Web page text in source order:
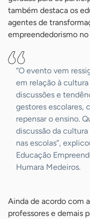
também destaca os
agentes de
empreendedorismo
“O evento vem
em relação à
discussões e
gestores escolares,
repensar o ensino.
discussão da
nas escolas”,
Educação
Humara Medeiros.
Ainda de acordo com
professores e demais